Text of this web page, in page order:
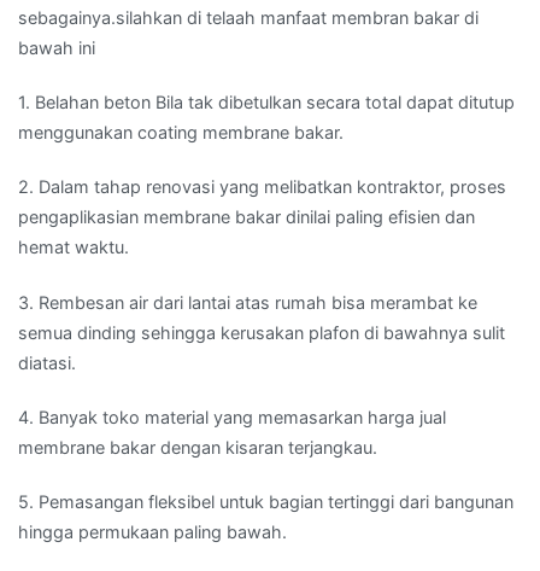
sebagainya.silahkan di telaah manfaat membran bakar di
bawah ini
1. Belahan beton Bila tak dibetulkan secara total dapat ditutup
menggunakan coating membrane bakar.
2. Dalam tahap renovasi yang melibatkan kontraktor, proses
pengaplikasian membrane bakar dinilai paling efisien dan
hemat waktu.
3. Rembesan air dari lantai atas rumah bisa merambat ke
semua dinding sehingga kerusakan plafon di bawahnya sulit
diatasi.
4. Banyak toko material yang memasarkan harga jual
membrane bakar dengan kisaran terjangkau.
5. Pemasangan fleksibel untuk bagian tertinggi dari bangunan
hingga permukaan paling bawah.